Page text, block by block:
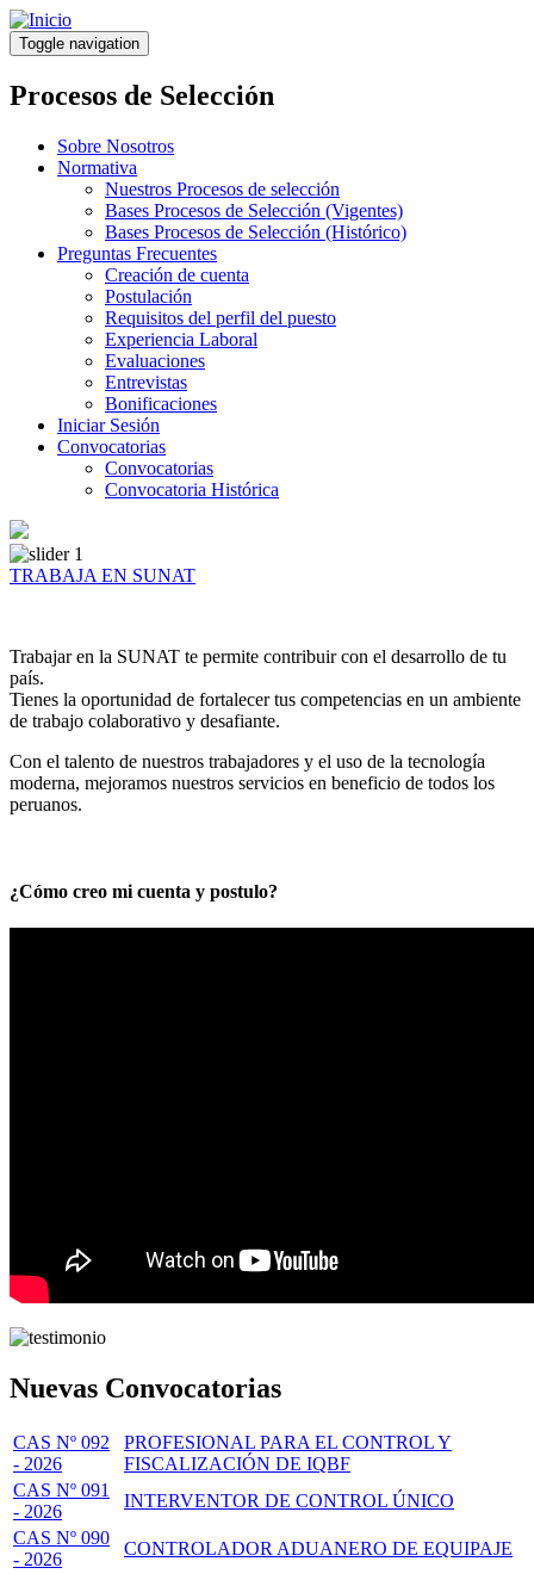
Pasar
al
contenido
principal
Toggle navigation
Procesos de Selección
Sobre Nosotros
Normativa
Nuestros Procesos de selección
Bases Procesos de Selección (Vigentes)
Bases Procesos de Selección (Histórico)
Preguntas Frecuentes
Creación de cuenta
Postulación
Requisitos del perfil del puesto
Experiencia Laboral
Evaluaciones
Entrevistas
Bonificaciones
Iniciar Sesión
Convocatorias
Convocatorias
Convocatoria Histórica
TRABAJA EN SUNAT
Trabajar en la SUNAT te permite contribuir con el desarrollo de tu
país.
Tienes la oportunidad de fortalecer tus competencias en un ambiente
de trabajo colaborativo y desafiante.
Con el talento de nuestros trabajadores y el uso de la tecnología
moderna, mejoramos nuestros servicios en beneficio de todos los
peruanos.
¿Cómo creo mi cuenta y postulo?
Nuevas Convocatorias
CAS Nº 092
- 2026
PROFESIONAL PARA EL CONTROL Y
FISCALIZACIÓN DE IQBF
CAS Nº 091
- 2026
INTERVENTOR DE CONTROL ÚNICO
CAS Nº 090
- 2026
CONTROLADOR ADUANERO DE EQUIPAJE